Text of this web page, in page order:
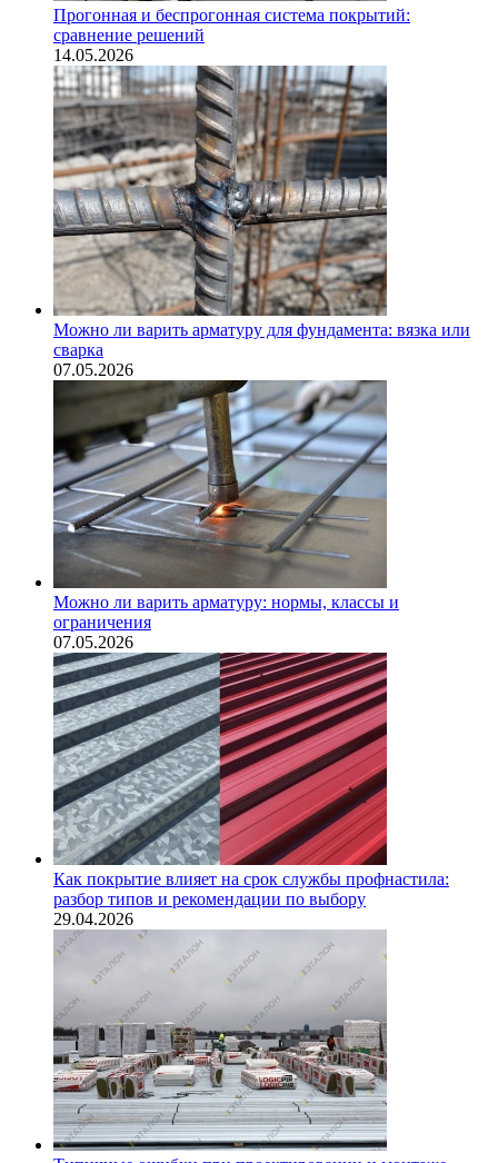
Прогонная и беспрогонная система покрытий:
сравнение решений
14.05.2026
Можно ли варить арматуру для фундамента: вязка или
сварка
07.05.2026
Можно ли варить арматуру: нормы, классы и
ограничения
07.05.2026
Как покрытие влияет на срок службы профнастила:
разбор типов и рекомендации по выбору
29.04.2026